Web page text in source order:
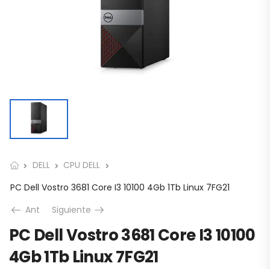
DELL
CPU DELL
PC Dell Vostro 3681 Core I3 10100 4Gb 1Tb Linux 7FG21
Ant
Siguiente
PC Dell Vostro 3681 Core I3 10100
4Gb 1Tb Linux 7FG21